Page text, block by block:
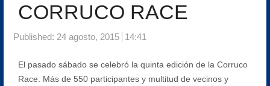
CORRUCO RACE
Published: 24 agosto, 2015 14:41
El pasado sábado se celebró la quinta edición de la Corruco
Race. Más de 550 participantes y multitud de vecinos y